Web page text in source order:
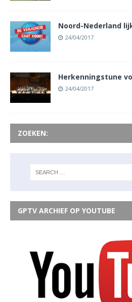
Noord-Nederland
24/04/2017
Herkenningstune
24/04/2017
ZOEKEN:
GPTV ARCHIEF OP YOUTUBE